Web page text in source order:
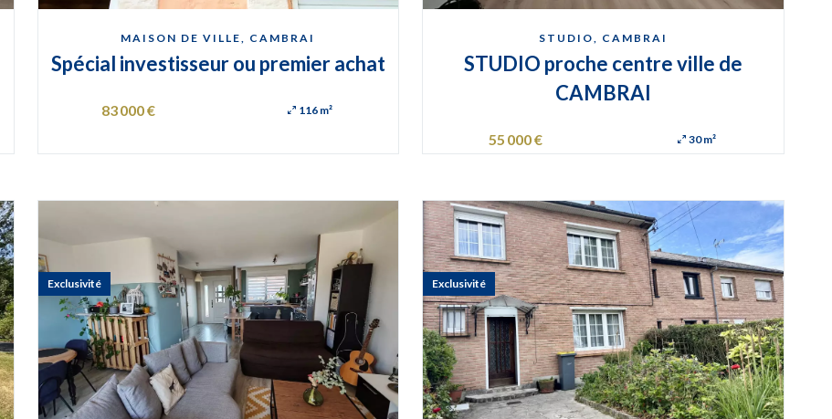
MAISON DE VILLE, CAMBRAI
Spécial investisseur ou premier achat
83 000 € 116 m²
STUDIO, CAMBRAI
STUDIO proche centre ville de
CAMBRAI
55 000 € 30 m²
Exclusivité Exclusivité